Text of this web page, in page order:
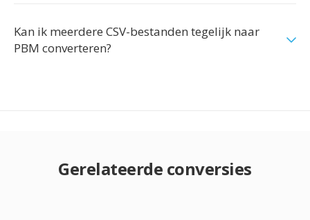
Kan ik meerdere CSV-bestanden tegelijk naar
PBM converteren?
Gerelateerde conversies